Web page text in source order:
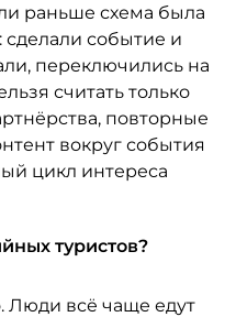
раньше схема была
событие и
переключились на
считать только
повторные
вокруг события
цикл интереса
туристов?
Люди всё чаще едут